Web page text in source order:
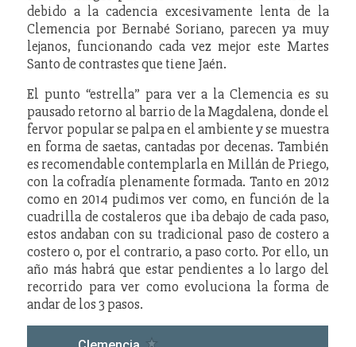
debido a la cadencia excesivamente lenta de la
Clemencia por Bernabé Soriano, parecen ya muy
lejanos, funcionando cada vez mejor este Martes
Santo de contrastes que tiene Jaén.
El punto “estrella” para ver a la Clemencia es su
pausado retorno al barrio de la Magdalena, donde el
fervor popular se palpa en el ambiente y se muestra
en forma de saetas, cantadas por decenas. También
es recomendable contemplarla en Millán de Priego,
con la cofradía plenamente formada. Tanto en 2012
como en 2014 pudimos ver como, en función de la
cuadrilla de costaleros que iba debajo de cada paso,
estos andaban con su tradicional paso de costero a
costero o, por el contrario, a paso corto. Por ello, un
año más habrá que estar pendientes a lo largo del
recorrido para ver como evoluciona la forma de
andar de los 3 pasos.